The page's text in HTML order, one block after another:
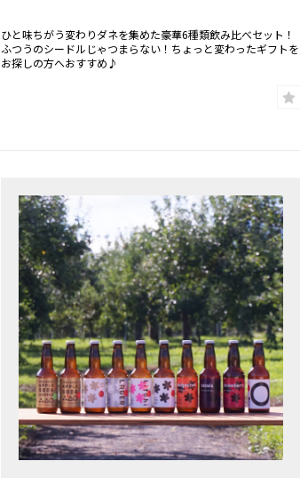
ひと味ちがう変わりダネを集めた豪華6種類飲み比べセット！
ふつうのシードルじゃつまらない！ちょっと変わったギフトを
お探しの方へおすすめ♪